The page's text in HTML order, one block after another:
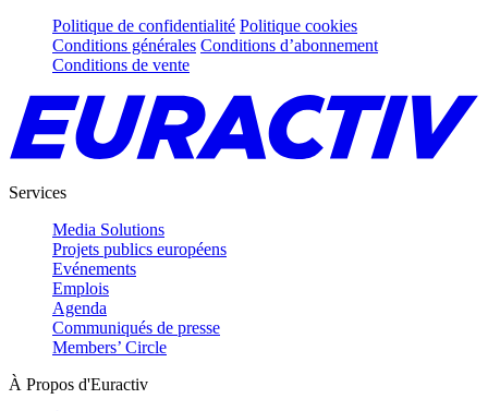
Politique de confidentialité Politique cookies
Conditions générales Conditions d’abonnement
Conditions de vente
Services
Media Solutions
Projets publics européens
Evénements
Emplois
Agenda
Communiqués de presse
Members’ Circle
À Propos d'Euractiv